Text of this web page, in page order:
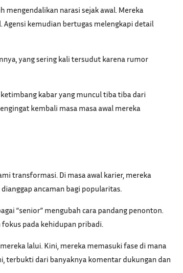
narasi sejak awal. Mereka
Agensi kemudian bertugas melengkapi detail
yang sering kali tersudut karena rumor
kabar yang muncul tiba tiba dari
kembali masa masa awal mereka
transformasi. Di masa awal karier, mereka
ancaman bagi popularitas.
“senior” mengubah cara pandang penonton.
pada kehidupan pribadi.
lalui. Kini, mereka memasuki fase di mana
terbukti dari banyaknya komentar dukungan dan